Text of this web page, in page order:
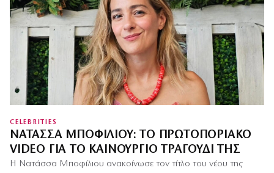
CELEBRITIES
ΝΑΤΆΣΣΑ ΜΠΟΦΊΛΙΟΥ: ΤΟ ΠΡΩΤΟΠΟΡΙΑΚΌ
VIDEO ΓΙΑ ΤΟ ΚΑΙΝΟΎΡΓΙΟ ΤΡΑΓΟΎΔΙ ΤΗΣ
Η Νατάσσα Μποφίλιου ανακοίνωσε τον τίτλο του νέου της